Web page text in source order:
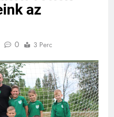
az
0 3 Perc